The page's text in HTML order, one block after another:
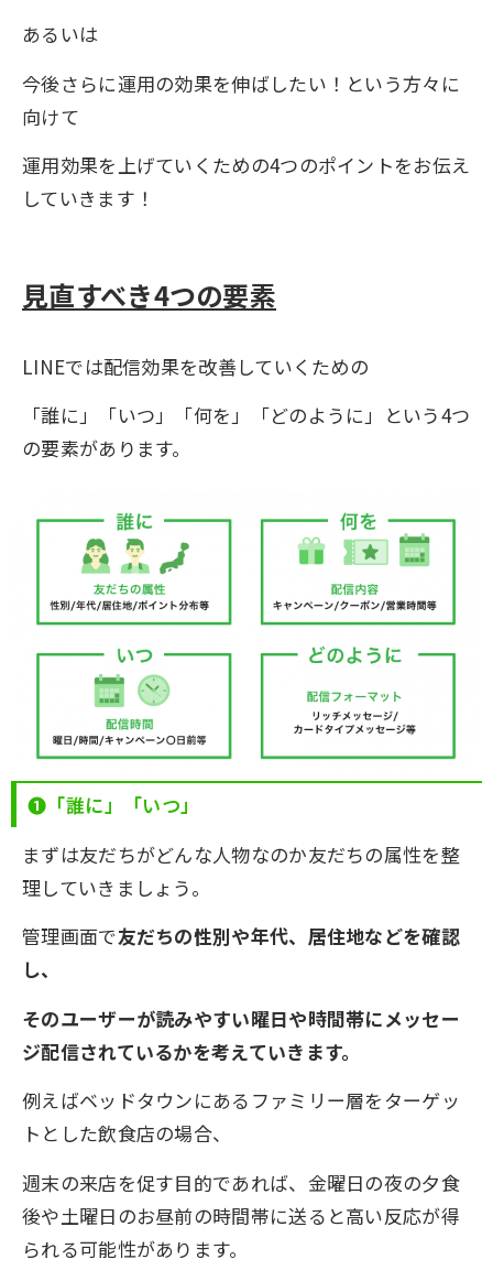
あるいは
今後さらに運用の効果を伸ばしたい！という方々に
向けて
運用効果を上げていくための4つのポイントをお伝え
していきます！
見直すべき4つの要素
LINEでは配信効果を改善していくための
「誰に」「いつ」「何を」「どのように」という4つ
の要素があります。
❶「誰に」「いつ」
まずは友だちがどんな人物なのか友だちの属性を整
理していきましょう。
管理画面で友だちの性別や年代、居住地などを確認
し、
そのユーザーが読みやすい曜日や時間帯にメッセー
ジ配信されているかを考えていきます。
例えばベッドタウンにあるファミリー層をターゲッ
トとした飲食店の場合、
週末の来店を促す目的であれば、金曜日の夜の夕食
後や土曜日のお昼前の時間帯に送ると高い反応が得
られる可能性があります。